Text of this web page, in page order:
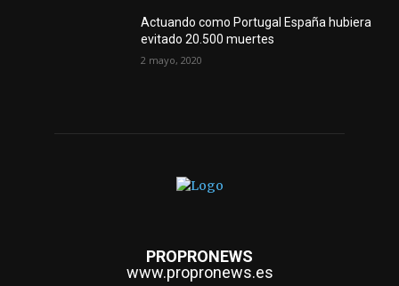
Actuando como Portugal España hubiera
evitado 20.500 muertes
2 mayo, 2020
PROPRONEWS
www.propronews.es